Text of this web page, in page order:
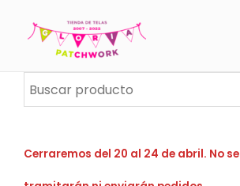
Cerraremos del 20 al 24 de abril. No se